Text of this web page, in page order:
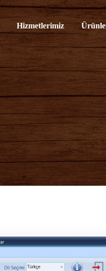
Hizmetlerimiz